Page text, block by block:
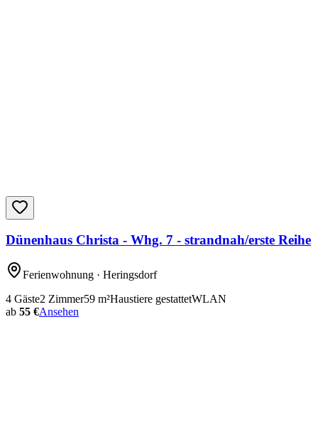
Dünenhaus Christa - Whg. 7 - strandnah/erste Reihe
Ferienwohnung · Heringsdorf
4 Gäste2 Zimmer59 m²Haustiere gestattetWLAN
ab 55 €Ansehen